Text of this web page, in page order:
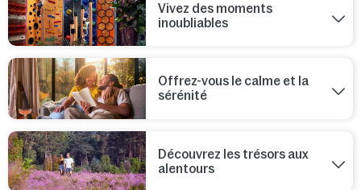
Vivez des moments
inoubliables
Offrez-vous le calme et la
sérénité
Découvrez les trésors aux
alentours